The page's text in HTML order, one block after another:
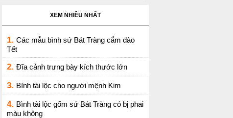
XEM NHIỀU NHẤT
1. Các mẫu bình sứ Bát Tràng cắm đào
Tết
2. Đĩa cảnh trưng bày kích thước lớn
3. Bình tài lộc cho người mệnh Kim
4. Bình tài lộc gốm sứ Bát Tràng có bị phai
màu không